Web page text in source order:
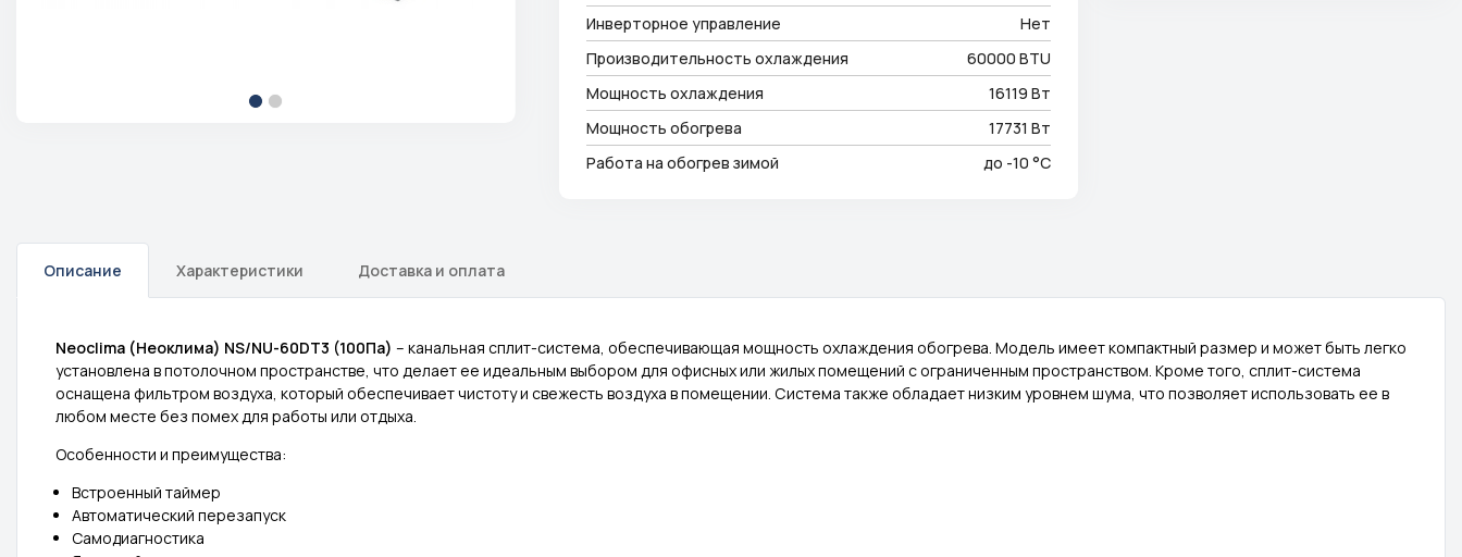
Инверторное управление
Нет
Производительность охлаждения
60000 BTU
Мощность охлаждения
16119 Вт
Мощность обогрева
17731 Вт
Работа на обогрев зимой
до -10 °C
Описание Характеристики Доставка и оплата
Neoclima (Неоклима) NS/NU-60DT3 (100Па) – канальная сплит-система, обеспечивающая мощность охлаждения обогрева. Модель имеет компактный размер и может быть легко
установлена в потолочном пространстве, что делает ее идеальным выбором для офисных или жилых помещений с ограниченным пространством. Кроме того, сплит-система
оснащена фильтром воздуха, который обеспечивает чистоту и свежесть воздуха в помещении. Система также обладает низким уровнем шума, что позволяет использовать ее в
любом месте без помех для работы или отдыха.
Особенности и преимущества:
Встроенный таймер
Автоматический перезапуск
Самодиагностика